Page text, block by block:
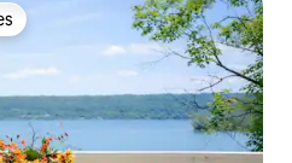
más destacados